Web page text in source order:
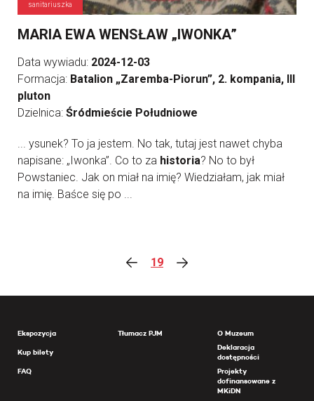
sanitariuszka
MARIA EWA WENSŁAW „IWONKA”
Data wywiadu: 2024-12-03
Formacja: Batalion „Zaremba-Piorun”, 2. kompania, III
pluton
Dzielnica: Śródmieście Południowe
... ysunek? To ja jestem. No tak, tutaj jest nawet chyba
napisane: „Iwonka”. Co to za historia? No to był
Powstaniec. Jak on miał na imię? Wiedziałam, jak miał
na imię. Baśce się po ...
19
Ekspozycja
Kup bilety
FAQ
Tłumacz PJM
O Muzeum
Deklaracja
dostępności
Projekty
dofinansowane z
MKiDN